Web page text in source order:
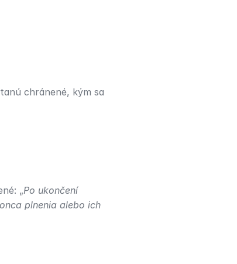
chránené, kým sa
„Po ukončení
plnenia alebo ich